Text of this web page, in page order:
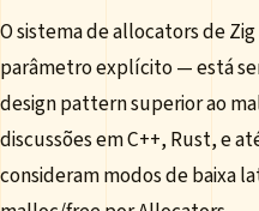
O sistema de allocators de
parâmetro explícito — está
design pattern superior ao
discussões em C++, Rust, e
consideram modos de baixa